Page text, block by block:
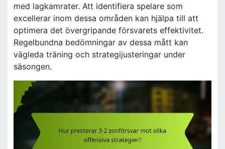
med lagkamrater. Att identifiera spelare som
excellerar inom dessa områden kan hjälpa till att
optimera det övergripande försvarets effektivitet.
Regelbundna bedömningar av dessa mått kan
vägleda träning och strategijusteringar under
säsongen.